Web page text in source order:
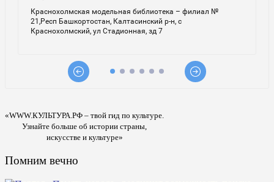
«WWW.КУЛЬТУРА.РФ – твой гид по культуре.
Узнайте больше об истории страны,
искусстве и культуре»
Помним вечно